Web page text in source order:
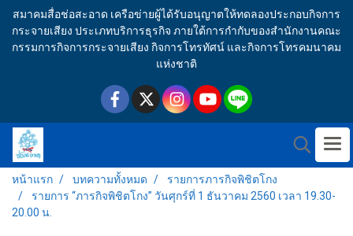
สมาคมสื่อช่อสะอาด เครือข่ายผู้ได้รับอนุญาตให้ทดลองประกอบกิจการ
กระจายเสียง ประเภทบริการธุรกิจ ภายใต้การกำกับของสำนักงานคณะ
กรรมการกิจการกระจายเสียง กิจการโทรทัศน์ และกิจการโทรคมนาคม
แห่งชาติ
หน้าแรก บทความทั้งหมด
รายการภารกิจพิชิตโกง
รายการ “ภารกิจพิชิตโกง” วันศุกร์ที่ 1 ธันวาคม 2560 เวลา 19.30-
20.00 น.